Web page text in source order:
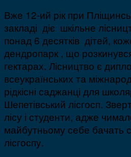
Вже 12-ий рік при
закладі діє шкільне
понад 6 десятків дітей,
дендропарк , що
гектарах. Лісництво є
всеукраїнських та
рідкісні саджанці для
Шепетівський лісгосп.
лісу і студенти, адже
майбутньому себе бачать
лісгоспу.